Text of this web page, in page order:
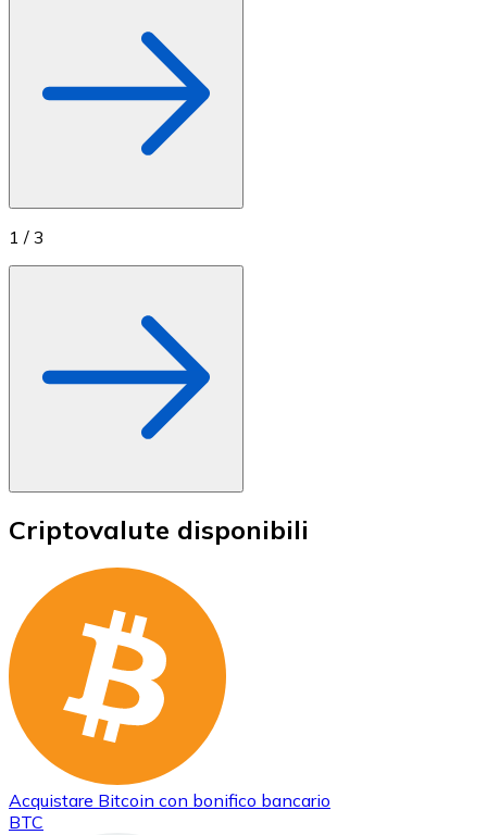
1 / 3
Criptovalute disponibili
Acquistare Bitcoin con bonifico bancario
BTC